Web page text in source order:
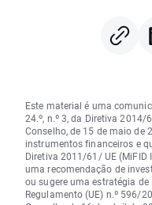
Este material é uma
24.º, n.º 3, da Diretiva
Conselho, de 15 de maio de
instrumentos financeiros e
Diretiva 2011/61/ UE (MiFID
uma recomendação de
ou sugere uma estratégia
Regulamento (UE) n.º 596/